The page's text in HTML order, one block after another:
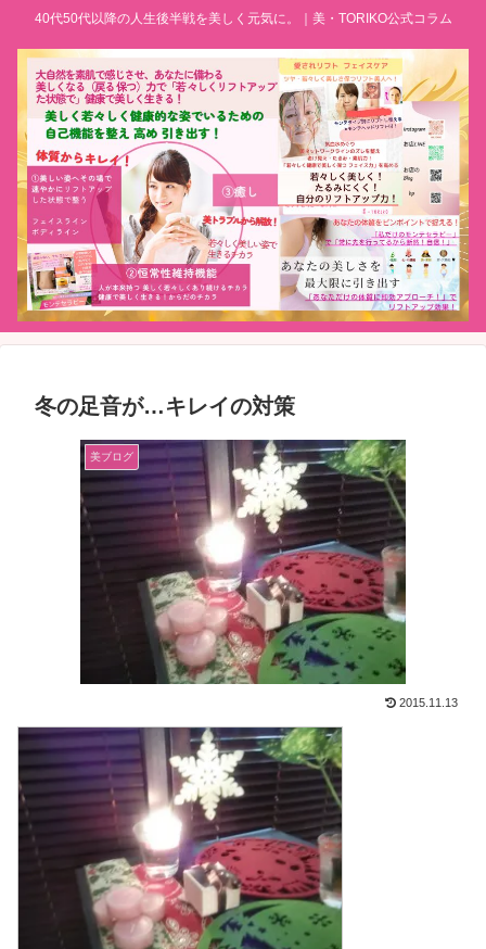
40代50代以降の人生後半戦を美しく元気に。｜美・TORIKO公式コラム
冬の足音が…キレイの対策
美ブログ
2015.11.13